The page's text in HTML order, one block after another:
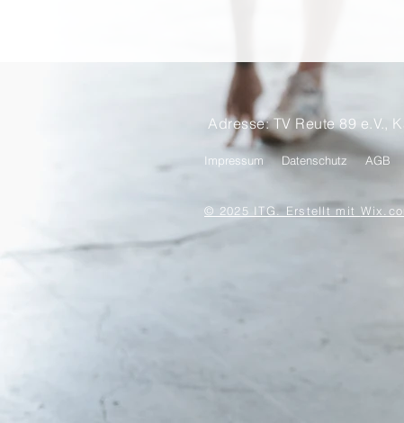
Adresse: TV Reute 89 e.V.,
Impressum Datenschutz AGB
© 2025 ITG. Erstellt mit